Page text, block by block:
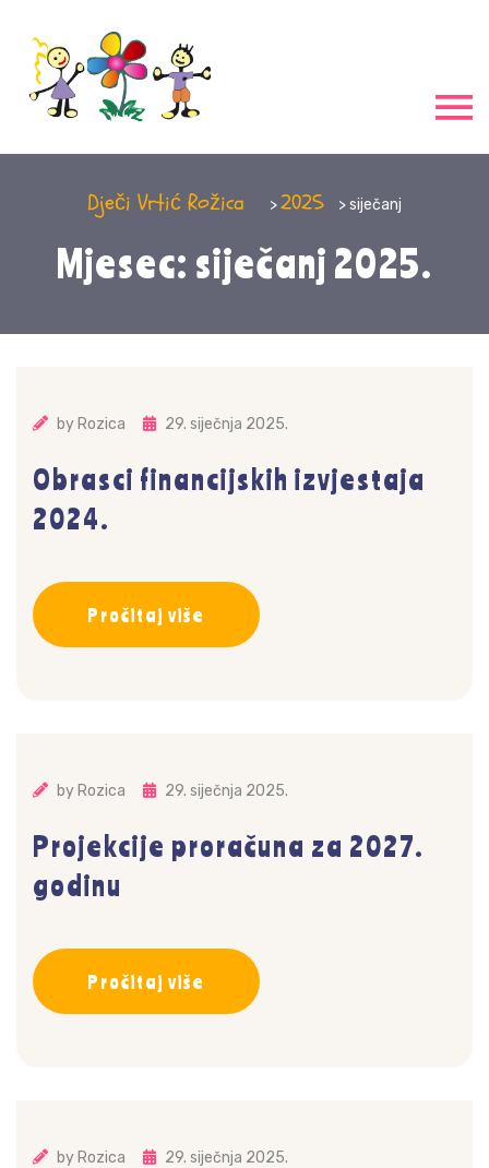
Dječi Vrtić Rožica >2025 > siječanj
Mjesec: siječanj 2025.
by Rozica 29. siječnja 2025.
Obrasci financijskih izvjestaja
2024.
Pročitaj više
by Rozica 29. siječnja 2025.
Projekcije proračuna za 2027.
godinu
Pročitaj više
by Rozica 29. siječnja 2025.